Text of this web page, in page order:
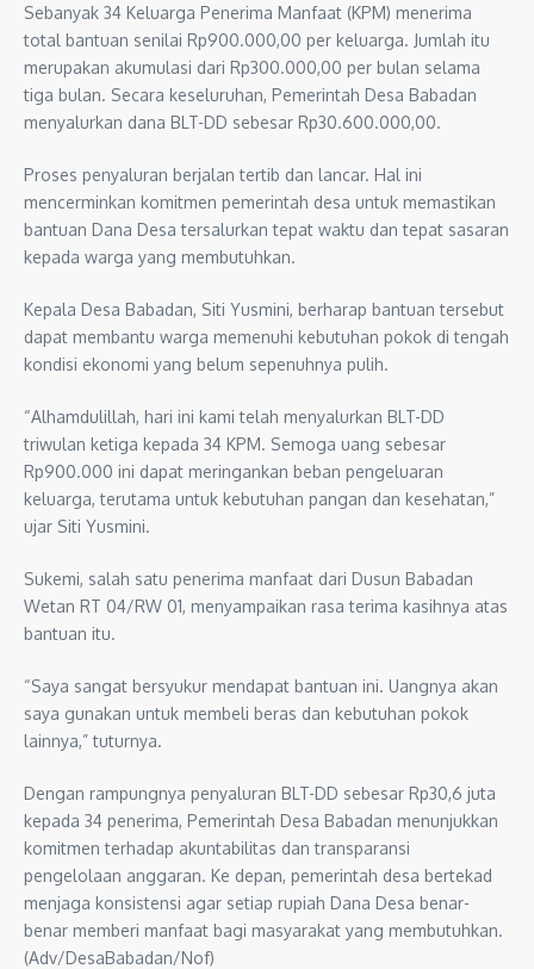
Sebanyak 34 Keluarga Penerima Manfaat (KPM) menerima
total bantuan senilai Rp900.000,00 per keluarga. Jumlah itu
merupakan akumulasi dari Rp300.000,00 per bulan selama
tiga bulan. Secara keseluruhan, Pemerintah Desa Babadan
menyalurkan dana BLT-DD sebesar Rp30.600.000,00.
Proses penyaluran berjalan tertib dan lancar. Hal ini
mencerminkan komitmen pemerintah desa untuk memastikan
bantuan Dana Desa tersalurkan tepat waktu dan tepat sasaran
kepada warga yang membutuhkan.
Kepala Desa Babadan, Siti Yusmini, berharap bantuan tersebut
dapat membantu warga memenuhi kebutuhan pokok di tengah
kondisi ekonomi yang belum sepenuhnya pulih.
“Alhamdulillah, hari ini kami telah menyalurkan BLT-DD
triwulan ketiga kepada 34 KPM. Semoga uang sebesar
Rp900.000 ini dapat meringankan beban pengeluaran
keluarga, terutama untuk kebutuhan pangan dan kesehatan,”
ujar Siti Yusmini.
Sukemi, salah satu penerima manfaat dari Dusun Babadan
Wetan RT 04/RW 01, menyampaikan rasa terima kasihnya atas
bantuan itu.
“Saya sangat bersyukur mendapat bantuan ini. Uangnya akan
saya gunakan untuk membeli beras dan kebutuhan pokok
lainnya,” tuturnya.
Dengan rampungnya penyaluran BLT-DD sebesar Rp30,6 juta
kepada 34 penerima, Pemerintah Desa Babadan menunjukkan
komitmen terhadap akuntabilitas dan transparansi
pengelolaan anggaran. Ke depan, pemerintah desa bertekad
menjaga konsistensi agar setiap rupiah Dana Desa benar-
benar memberi manfaat bagi masyarakat yang membutuhkan.
(Adv/DesaBabadan/Nof)